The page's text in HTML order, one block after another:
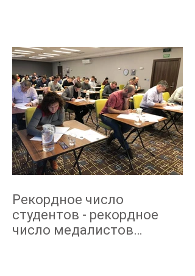
Рекордное число
студентов - рекордное
число медалистов